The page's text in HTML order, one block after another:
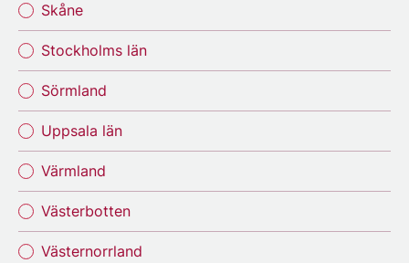
Skåne
Stockholms län
Sörmland
Uppsala län
Värmland
Västerbotten
Västernorrland